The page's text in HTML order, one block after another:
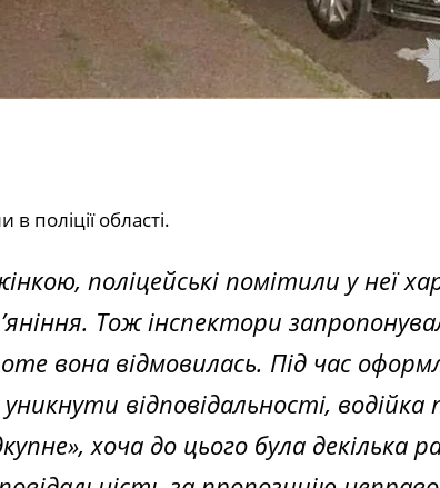
поліції області.
поліцейські помітили у неї
Тож інспектори
вона відмовилась. Під час
відповідальності,
хоча до цього була декілька